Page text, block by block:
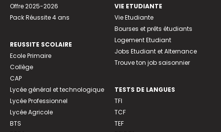
Offre 2025-2026
Pack Réussite 4 ans
REUSSITE SCOLAIRE
Ecole Primaire
Collège
CAP
Lycée général et technologique
Lycée Professionnel
Lycée Agricole
BTS
VIE ETUDIANTE
Vie Etudiante
Bourses et prêts étudiants
Logement Etudiant
Jobs Etudiant et Alternance
Trouve ton job saisonnier
TESTS DE LANGUES
TFI
TCF
TEF